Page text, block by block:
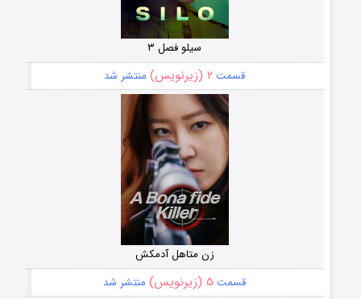
سیلو فصل ۳
قسمت ۲ (زیرنویس) منتشر شد
زن متاهل آدمکش
قسمت ۵ (زیرنویس) منتشر شد